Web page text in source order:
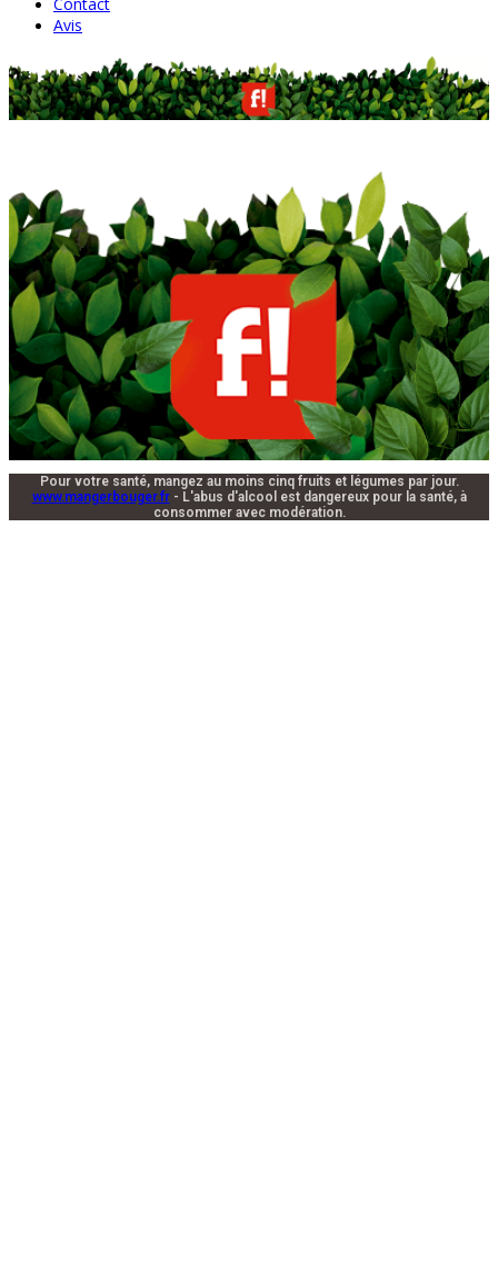
Avis
Pour votre santé, mangez au moins cinq fruits et légumes par jour.
www.mangerbouger.fr- L'abus d'alcool est dangereux pour la santé, à
consommer avec modération.